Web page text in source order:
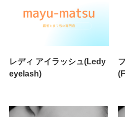
レディ アイラッシュ(Ledy
eyelash)